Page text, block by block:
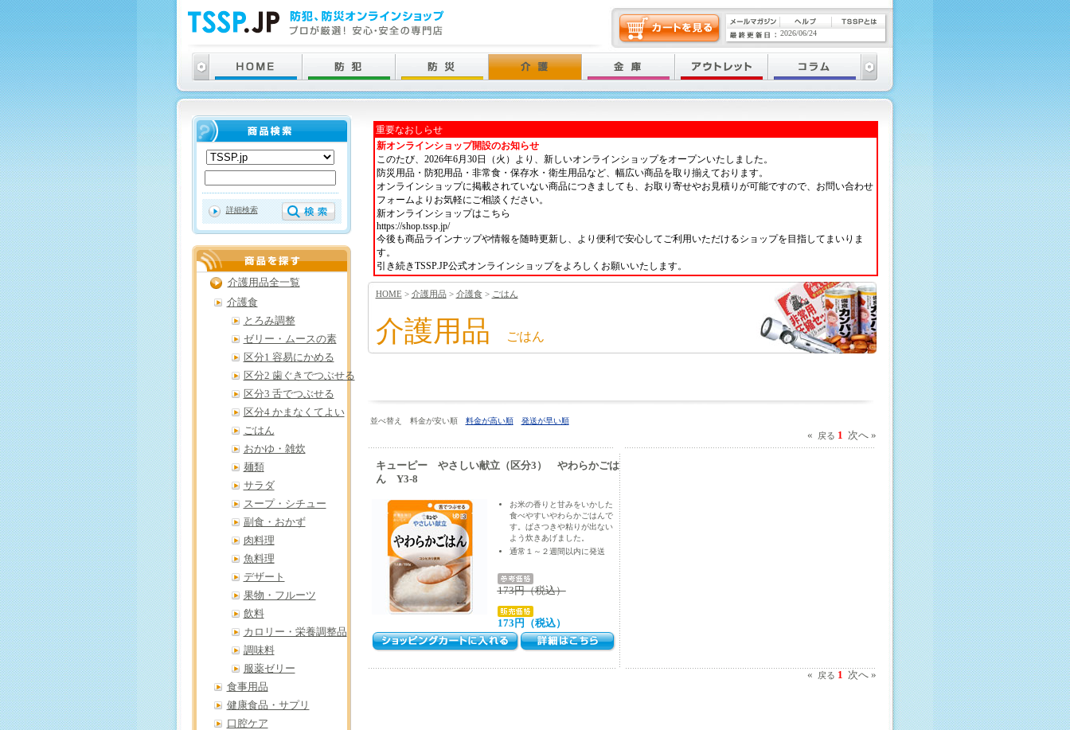
重要なおしらせ
新オンラインショップ開設のお知らせ
このたび、2026年6月30日（火）より、新しいオンラインショップをオープンいたしました。
防災用品・防犯用品・非常食・保存水・衛生用品など、幅広い商品を取り揃えております。
オンラインショップに掲載されていない商品につきましても、お取り寄せやお見積りが可能ですので、お問い合わせ
フォームよりお気軽にご相談ください。
新オンラインショップはこちら
https://shop.tssp.jp/
今後も商品ラインナップや情報を随時更新し、より便利で安心してご利用いただけるショップを目指してまいりま
す。
引き続きTSSP.JP公式オンラインショップをよろしくお願いいたします。
HOME > 介護用品> 介護食> ごはん
介護用品 ごはん
並べ替え 料金が安い順 料金が高い順 発送が早い順
« 戻る 1 次へ »
キューピー やさしい献立（区分3） やわらかごは
ん Y3-8
お米の香りと甘みをいかした
食べやすいやわらかごはんで
す。ぱさつきや粘りが出ない
よう炊きあげました。
通常１～２週間以内に発送
173円（税込）
173円（税込）
« 戻る 1 次へ »
詳細検索
介護用品全一覧
介護食
とろみ調整
ゼリー・ムースの素
区分1 容易にかめる
区分2 歯ぐきでつぶせる
区分3 舌でつぶせる
区分4 かまなくてよい
ごはん
おかゆ・雑炊
麺類
サラダ
スープ・シチュー
副食・おかず
肉料理
魚料理
デザート
果物・フルーツ
飲料
カロリー・栄養調整品
調味料
服薬ゼリー
食事用品
健康食品・サプリ
口腔ケア
2026/06/24